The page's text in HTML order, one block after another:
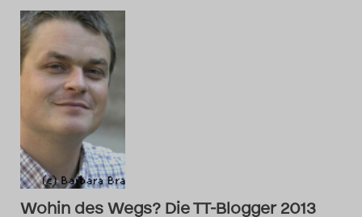
Das Theatertreffen-Blog
2018 Alumni
Das Theatertreffen-Blog
Das Theatertreffen-Blog
2020
Wohin des Wegs? Die TT-Blogger 2013